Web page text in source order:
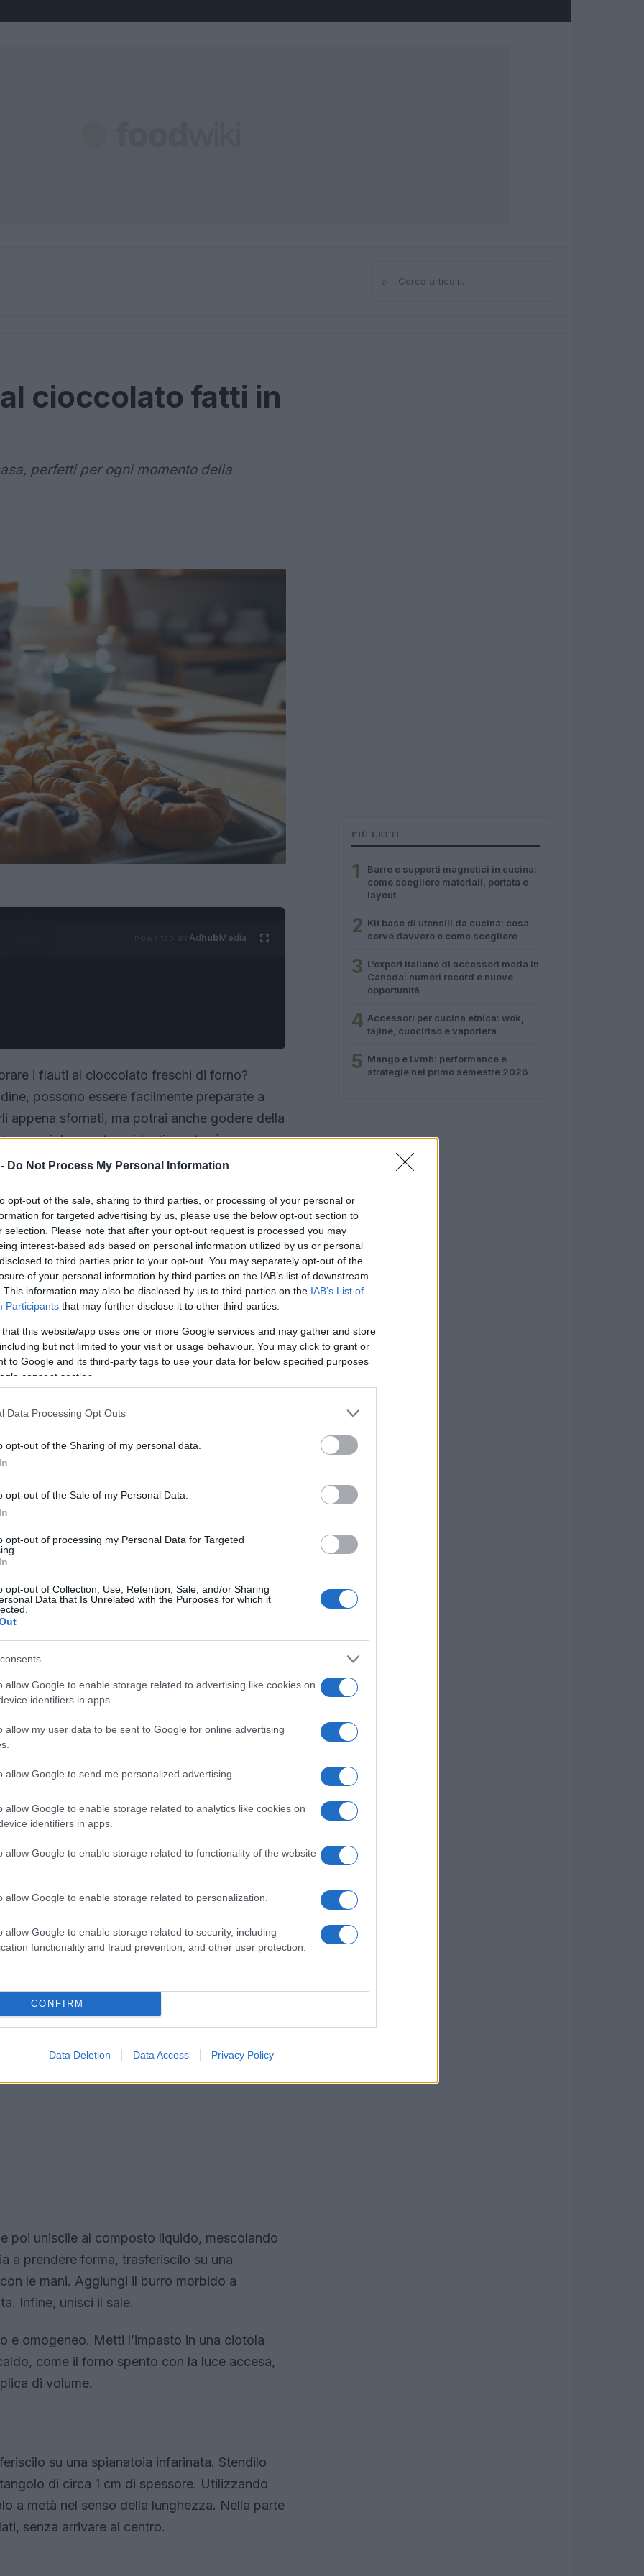
Do Not Process My Personal Information
opt-out of the sale, sharing to third parties, or processing of your personal or
for targeted advertising by us, please use the below opt-out section to
selection. Please note that after your opt-out request is processed you may
interest-based ads based on personal information utilized by us or personal
to third parties prior to your opt-out. You may separately opt-out of the
of your personal information by third parties on the IAB’s list of downstream
This information may also be disclosed by us to third parties on the IAB’s List of
Participants that may further disclose it to other third parties.
that this website/app uses one or more Google services and may gather and store
but not limited to your visit or usage behaviour. You may click to grant or
to Google and its third-party tags to use your data for below specified purposes
consent section.
Data Processing Opt Outs
opt-out of the Sharing of my personal data.
opt-out of the Sale of my Personal Data.
opt-out of processing my Personal Data for Targeted
opt-out of Collection, Use, Retention, Sale, and/or Sharing
Data that Is Unrelated with the Purposes for which it
allow Google to enable storage related to advertising like cookies on
identifiers in apps.
allow my user data to be sent to Google for online advertising
allow Google to send me personalized advertising.
allow Google to enable storage related to analytics like cookies on
identifiers in apps.
allow Google to enable storage related to functionality of the website
allow Google to enable storage related to personalization.
allow Google to enable storage related to security, including
functionality and fraud prevention, and other user protection.
CONFIRM
Data Deletion Data Access Privacy Policy
Cerca
cioccolato fatti in
perfetti per ogni momento della
AdhubMedia
i flauti al cioccolato freschi di forno?
possono essere facilmente preparate a
appena sfornati, ma potrai anche godere della
mani. In questa guida, ti mostrerò passo
sofficissimi e golosi, perfetti per una
con amici e familiari.
bisogno dei seguenti ingredienti:
12 flauti, ideali per un dolce risveglio o una
a temperatura ambiente. Aggiungi il lievito
sarà completamente sciolto. A questo
come la scorza di limone o di
bene. Incorpora l’uovo e continua a
poi uniscile al composto liquido, mescolando
a prendere forma, trasferiscilo su una
le mani. Aggiungi il burro morbido a
Infine, unisci il sale.
e omogeneo. Metti l’impasto in una ciotola
come il forno spento con la luce accesa,
di volume.
su una spianatoia infarinata. Stendilo
di circa 1 cm di spessore. Utilizzando
a metà nel senso della lunghezza. Nella parte
senza arrivare al centro.
PIÙ LETTI
1
Barre e supporti magnetici in cucina:
come scegliere materiali, portata e
layout
2 Kit base di utensili da cucina: cosa
serve davvero e come scegliere
3 L’export italiano di accessori moda in
Canada: numeri record e nuove
opportunità
4 Accessori per cucina etnica: wok,
tajine, cuociriso e vaporiera
5 Mango e Lvmh: performance e
strategie nel primo semestre 2026